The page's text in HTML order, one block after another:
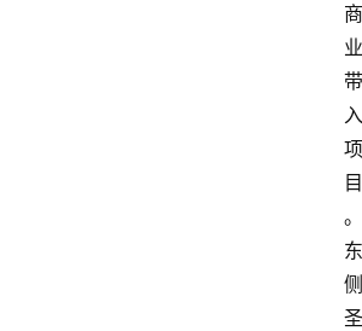
商
业
带
入
项
目
。
东
侧
圣